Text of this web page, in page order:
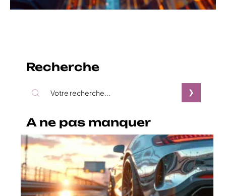
Recherche
A ne pas manquer